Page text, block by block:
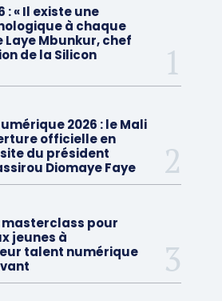
: « Il existe une
à chaque
Laye Mbunkur, chef
de la Silicon
2026 : le Mali
officielle en
du président
Diomaye Faye
masterclass pour
jeunes à
talent numérique